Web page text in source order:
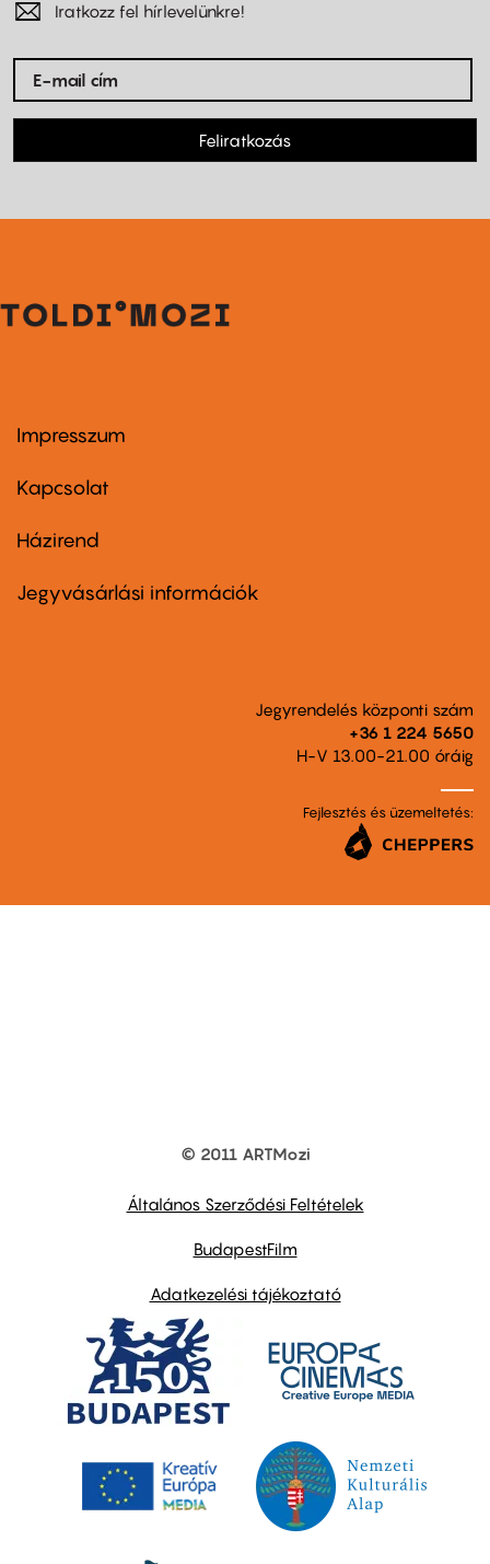
Iratkozz fel hírlevelünkre!
Feliratkozás
Footer
first
Impresszum
Kapcsolat
Footer
second
Házirend
Jegyvásárlási információk
Jegyrendelés központi szám
+36 1 224 5650
H-V 13.00-21.00 óráig
Fejlesztés és üzemeltetés:
© 2011 ARTMozi
Általános Szerződési Feltételek
BudapestFilm
Adatkezelési tájékoztató